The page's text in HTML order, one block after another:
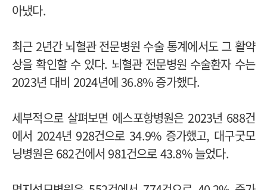
아냈다.
최근 2년간 뇌혈관 전문병원 수술 통계에서도 그 활약
상을 확인할 수 있다. 뇌혈관 전문병원 수술환자 수는
2023년 대비 2024년에 36.8% 증가했다.
세부적으로 살펴보면 에스포항병원은 2023년 688건
에서 2024년 928건으로 34.9% 증가했고, 대구굿모
닝병원은 682건에서 981건으로 43.8% 늘었다.